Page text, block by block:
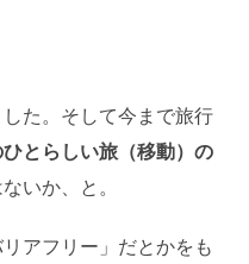
た。そして今まで旅行
ひとらしい旅（移動）の
いか、と。
アフリー」だとかをも